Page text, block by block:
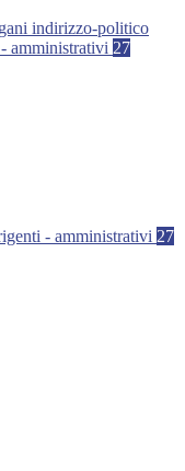
indirizzo-politico
amministrativi 27
- amministrativi 27